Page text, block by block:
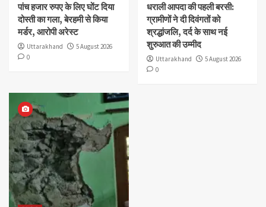
पांच हजार रुपए के लिए घोंट दिया
दोस्ती का गला, बेरहमी से किया
मर्डर, आरोपी अरेस्ट
Uttarakhand
5 August 2026
0
धराली आपदा की पहली बरसी:
ग्रामीणों ने दी दिवंगतों को
श्रद्धांजलि, दर्द के साथ नई
शुरुआत की उम्मीद
Uttarakhand
5 August 2026
0